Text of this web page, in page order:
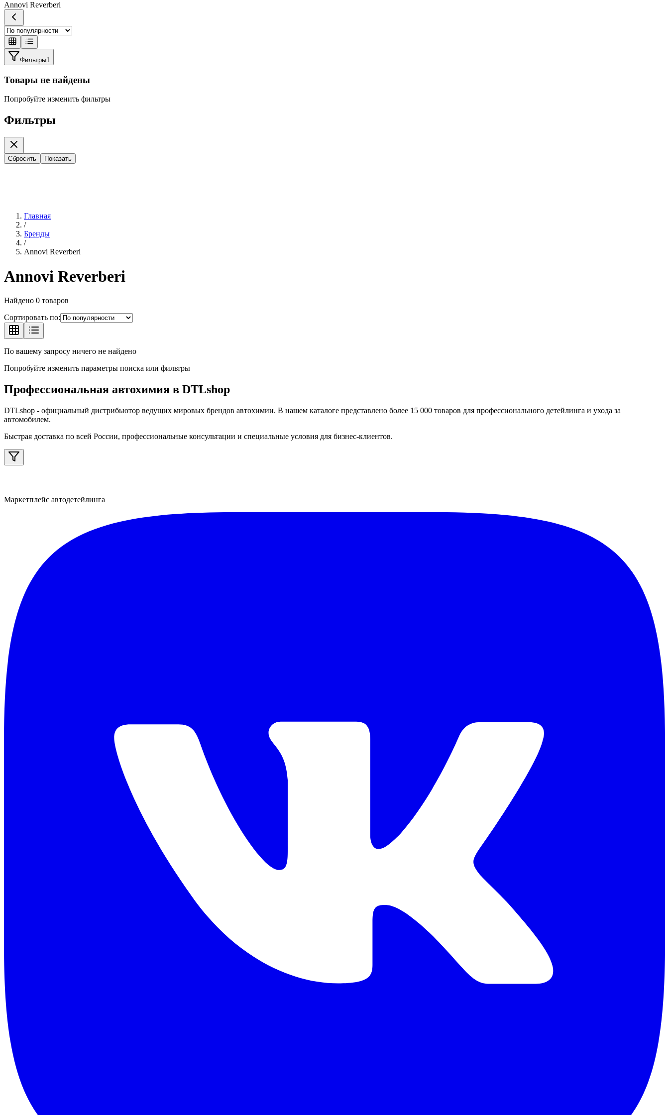
Annovi Reverberi
Фильтры1
Товары не найдены
Попробуйте изменить фильтры
Фильтры
Сбросить Показать
Главная
/
Бренды
/
Annovi Reverberi
Annovi Reverberi
Найдено 0 товаров
Сортировать по:
По вашему запросу ничего не найдено
Попробуйте изменить параметры поиска или фильтры
Профессиональная автохимия в DTLshop
DTLshop - официальный дистрибьютор ведущих мировых брендов автохимии. В нашем каталоге представлено более 15 000 товаров для профессионального детейлинга и ухода за
автомобилем.
Быстрая доставка по всей России, профессиональные консультации и специальные условия для бизнес-клиентов.
Маркетплейс автодетейлинга